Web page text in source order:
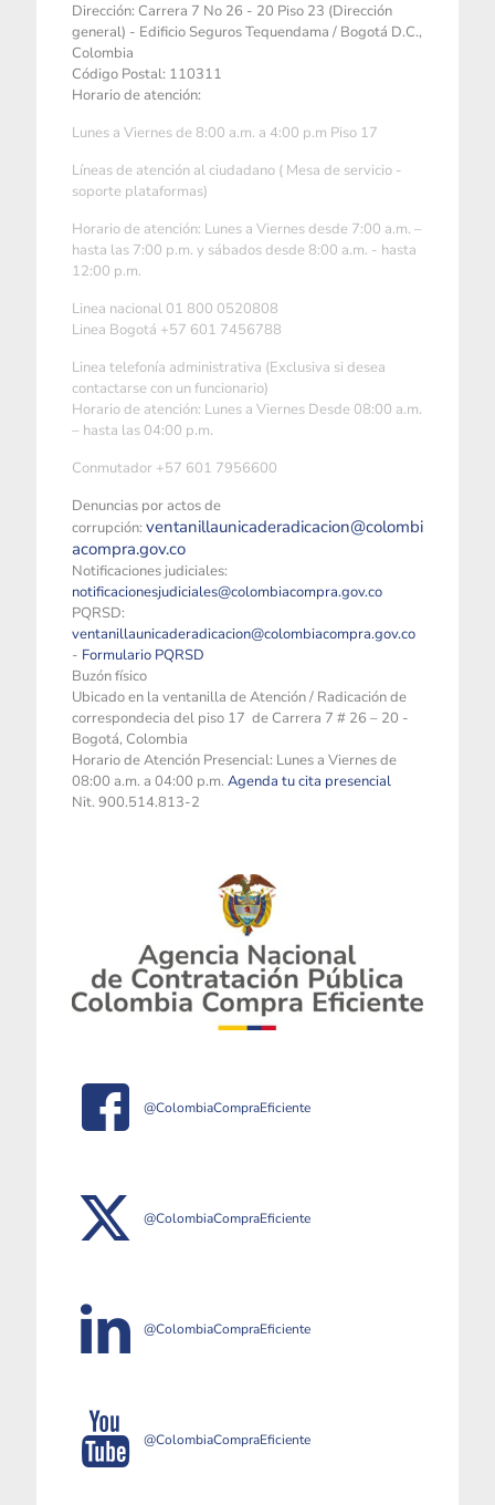
Dirección: Carrera 7 No 26 - 20 Piso 23 (Dirección
general) - Edificio Seguros Tequendama / Bogotá D.C.,
Colombia
Código Postal: 110311
Horario de atención:
Lunes a Viernes de 8:00 a.m. a 4:00 p.m Piso 17
Líneas de atención al ciudadano ( Mesa de servicio -
soporte plataformas)
Horario de atención: Lunes a Viernes desde 7:00 a.m. –
hasta las 7:00 p.m. y sábados desde 8:00 a.m. - hasta
12:00 p.m.
Linea nacional 01 800 0520808
Linea Bogotá +57 601 7456788
Linea telefonía administrativa (Exclusiva si desea
contactarse con un funcionario)
Horario de atención: Lunes a Viernes Desde 08:00 a.m.
– hasta las 04:00 p.m.
Conmutador +57 601 7956600
Denuncias por actos de
corrupción: ventanillaunicaderadicacion@colombi
acompra.gov.co
Notificaciones judiciales:
notificacionesjudiciales@colombiacompra.gov.co
PQRSD:
ventanillaunicaderadicacion@colombiacompra.gov.co
- Formulario PQRSD
Buzón físico
Ubicado en la ventanilla de Atención / Radicación de
correspondecia del piso 17 de Carrera 7 # 26 – 20 -
Bogotá, Colombia
Horario de Atención Presencial: Lunes a Viernes de
08:00 a.m. a 04:00 p.m. Agenda tu cita presencial
Nit. 900.514.813-2
@ColombiaCompraEficiente
@ColombiaCompraEficiente
@ColombiaCompraEficiente
@ColombiaCompraEficiente